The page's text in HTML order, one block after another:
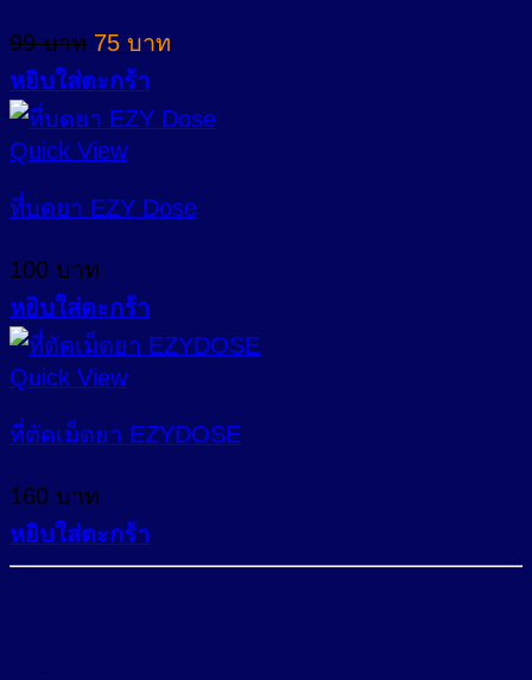
99บาท Original
price
was:
99 บาท.
75 บาท
75 บาท.
หยิบใส่ตะกร้า
Quick View
ที่บดยา EZY Dose
100 บาท
หยิบใส่ตะกร้า
Quick View
ที่ตัดเม็ดยา EZYDOSE
160 บาท
หยิบใส่ตะกร้า